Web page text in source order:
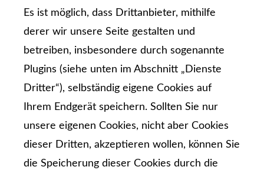
Es ist möglich, dass Drittanbieter, mithilfe
derer wir unsere Seite gestalten und
betreiben, insbesondere durch sogenannte
Plugins (siehe unten im Abschnitt „Dienste
Dritter“), selbständig eigene Cookies auf
Ihrem Endgerät speichern. Sollten Sie nur
unsere eigenen Cookies, nicht aber Cookies
dieser Dritten, akzeptieren wollen, können Sie
die Speicherung dieser Cookies durch die